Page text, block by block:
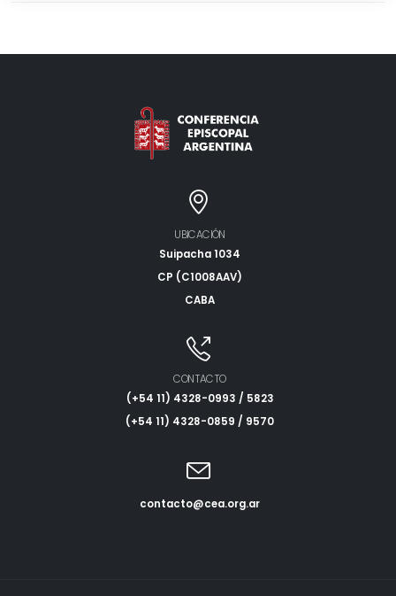
UBICACIÓN
Suipacha 1034
CP (C1008AAV)
CABA
CONTACTO
(+54 11) 4328-0993 / 5823
(+54 11) 4328-0859 / 9570
contacto@cea.org.ar